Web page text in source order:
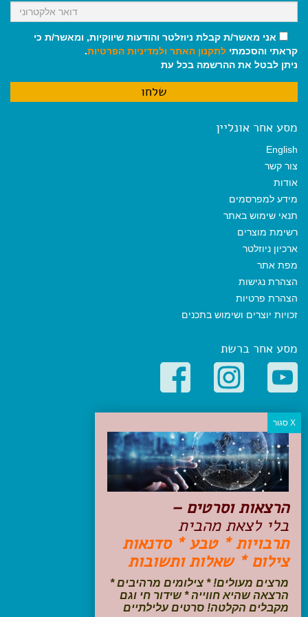
אני מאשר/ת קבלת ניוזלטר והודעות שיווקיות, ומאשר/ת כי
קראתי והסכמתי לתקנון האתר ולמדיניות הפרטיות.
ניתן לבטל את ההרשמה בכל עת
מסע אחר אונליין
English
צור קשר
אודות
מידע למפרסמים
תנאי שימוש באתר
רשימת מוצרים
ארכיון ניוזלטר
מפת אתר
הצהרת נגישות
הצהרת פרטיות
זכויות יוצרים ושימוש בתכנים
מסע אחר ברשת
קטגוריות פופולריות
יעדים
טיולים בישראל
מלונות בוטיק בישראל
טיפים והמלצות
הכנות לנסיעה
טיולי ג'יפים
טיולים עם ילדים
שייט, הפלגות, קרוזים
עקבו אחרינו בפייסבוק
הרצאות וסרטים –
בלי לצאת מהבית
תרבויות * טבע * סדנאות
צילום * שאלות ותשובות
מרצים מעולים! * צילומים מרהיבים *
הרצאה שהיא חווייה * שידור חי וגם
מקבלים הקלטה! סרטים עלילתיים